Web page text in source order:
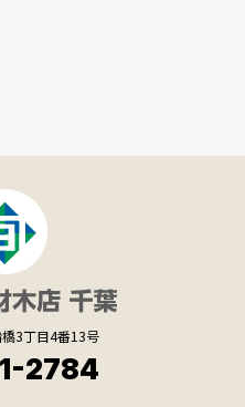
3丁目4番13号
2784